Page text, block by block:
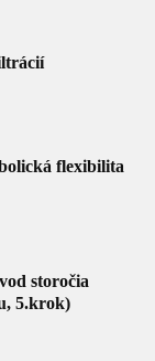
flexibilita
storočia
5.krok)